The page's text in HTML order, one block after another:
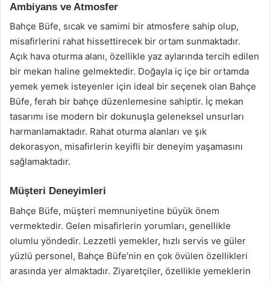
Ambiyans ve Atmosfer
Bahçe Büfe, sıcak ve samimi bir atmosfere sahip olup,
misafirlerini rahat hissettirecek bir ortam sunmaktadır.
Açık hava oturma alanı, özellikle yaz aylarında tercih edilen
bir mekan haline gelmektedir. Doğayla iç içe bir ortamda
yemek yemek isteyenler için ideal bir seçenek olan Bahçe
Büfe, ferah bir bahçe düzenlemesine sahiptir. İç mekan
tasarımı ise modern bir dokunuşla geleneksel unsurları
harmanlamaktadır. Rahat oturma alanları ve şık
dekorasyon, misafirlerin keyifli bir deneyim yaşamasını
sağlamaktadır.
Müşteri Deneyimleri
Bahçe Büfe, müşteri memnuniyetine büyük önem
vermektedir. Gelen misafirlerin yorumları, genellikle
olumlu yöndedir. Lezzetli yemekler, hızlı servis ve güler
yüzlü personel, Bahçe Büfe’nin en çok övülen özellikleri
arasında yer almaktadır. Ziyaretçiler, özellikle yemeklerin